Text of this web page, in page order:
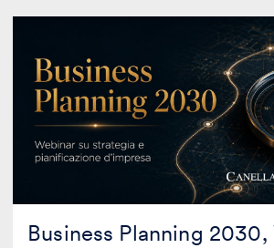
Business Planning
2030,
Webinar
strategia
pianificazione
d’impresa